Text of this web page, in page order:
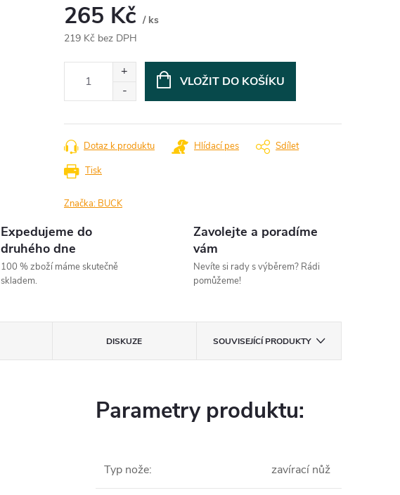
265 Kč / ks
219 Kč bez DPH
VLOŽIT DO KOŠÍKU
Tisk
Dotaz k produktu Hlídací pes Sdílet
Značka: BUCK
Expedujeme do
druhého dne
100 % zboží máme skutečně
skladem.
Zavolejte a poradíme
vám
Nevíte si rady s výběrem? Rádi
pomůžeme!
DISKUZE SOUVISEJÍCÍ PRODUKTY
Parametry produktu:
Typ nože: zavírací nůž